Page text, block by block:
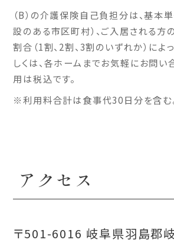
（B）の介護保険自己負担分は、基本
設のある市区町村）、ご入居される方
割合（1割、2割、3割のいずれか）によ
しくは、各ホームまでお気軽にお問い
用は税込です。
※利用料合計は食事代30日分を含む
アクセス
〒501-6016 岐阜県羽島郡